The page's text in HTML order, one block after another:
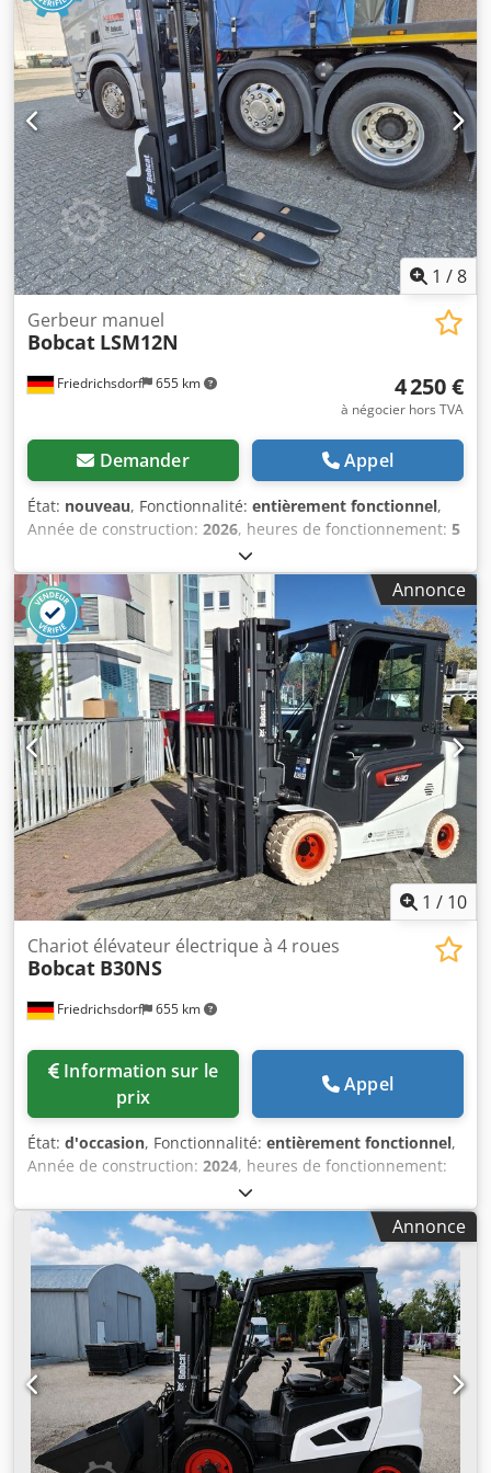
longueur totale:1 964 mm, type de transmission:Elektro,
largeur de construction: 820 mm , Transpalette à grande
levée Crjdpfx Aewzpc Dsi Aef Centre de gravité de la
charge : 600 Largeur des fourches : 560 mm Type de mât :
Triplex État : Appareil neuf État technique : Neuf Pneus
avant type : polyuréthane Pneus avant état : 80 - 100%.
Pneus arrière type : polyuréthane Pneus arrière état : 80 -
100% Voltage de la batterie : 24V Batterie Ah : 300Ah Type
de batterie : PzS Année de construction de la batterie :
2024 État de la batterie : 80 - 100 Levée libre totale,
certificat CE, Aquamatique pour les cellules de la batterie
1 /8
Friedrichsdorf 655 km
Gerbeur manuel
Bobcat LSM12N
4 250 €
à négocier hors TVA
Demander Appel
État: nouveau, Fonctionnalité: entièrement fonctionnel,
Année de construction: 2026, heures de fonctionnement: 5
1 200 kg
mm, type de carburant:électrique, type de mât:duplex,
hauteur de construction: 2 150 mm
, longueur des
fourches: 1 150 mm , poids à vide:585 kg, longueur totale:
1 710 mm, type de transmission:Elektro, largeur de
construction:800 mm, Gerbeur électrique Centre de
gravité: 600 mm Largeur des fourches: 180 mm Épaisseur
des fourches: 60 mm Type de mât: Duplex État: Neuf État
technique: Neuf Type de bandage avant: Polyuréthane État
bandage avant: 80 - 100 % Type de bandage arrière:
Polyuréthane État bandage arrière: 80 - 100 % Batterie
volts: 24V Batterie Ah: 60Ah Type de batterie: Lithium-ion
Année de fabrication batterie: 2026 État batterie: 80 - 100
% Certificat CE, Codpfx Aijy Uz Sqj Asrf Batterie lithium-ion
sans entretien 24 V
Annonce
1 / 10
Friedrichsdorf 655 km
Chariot élévateur électrique à 4 roues
Bobcat B30NS
prix
Appel
État: d'occasion, Fonctionnalité: entièrement fonctionnel,
Année de construction: 2024, heures de fonctionnement:
3 000 kg
4 710 mm, levée libre:1 475 mm, type de carburant:
électrique
, type de mât: triplex
, hauteur de construction:
2 145 mm
, puissance:16 kW (21,75 ch), largeur du tablier
de fourche:
1 116 mm , longueur des fourches: 1 200 mm,
poids à vide: 4 850 kg , longueur totale:2 520 mm, type de
transmission:
Elektro , largeur de construction: 1 244 mm,
Chariot élévateur électrique à 4 roues Centre de gravité de
la charge : 500 Largeur des fourches : 122 mm Épaisseur
des fourches : 45 mm Classe ISO : Classe ISO 3 = 2 500 - 4
999 kg Crjdszgybfepfx Ai Ajf Type de mât : Triplex Classe
de vitesse : 15 État : Comme neuf État technique : très bon
Type de pneu avant : Superélastique Taille du pneu avant :
Annonce